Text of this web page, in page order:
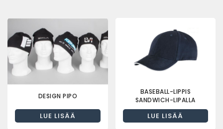
DESIGN PIPO
LUE LISÄÄ
BASEBALL-LIPPIS
SANDWICH-LIPALLA
LUE LISÄÄ